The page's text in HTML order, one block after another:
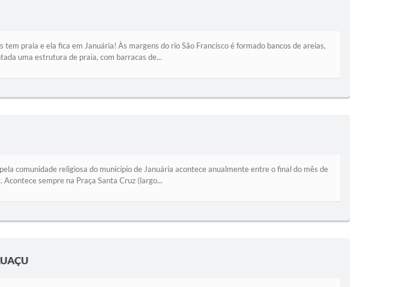
praia e ela fica em Januária! Às margens do rio São Francisco é formado bancos de areias,
uma estrutura de praia, com barracas de...
comunidade religiosa do município de Januária acontece anualmente entre o final do mês de
sempre na Praça Santa Cruz (largo...